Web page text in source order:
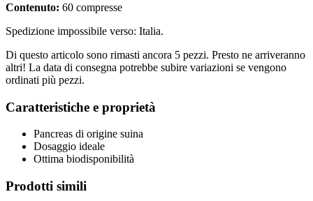
Contenuto: 60 compresse
Spedizione impossibile verso: Italia.
Di questo articolo sono rimasti ancora 5 pezzi. Presto ne arriveranno
altri! La data di consegna potrebbe subire variazioni se vengono
ordinati più pezzi.
Caratteristiche e proprietà
Pancreas di origine suina
Dosaggio ideale
Ottima biodisponibilità
Prodotti simili